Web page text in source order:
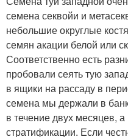
семена секвойи и
небольшие округлые
семян акации белой или
Соответственно есть
пробовали сеять тую
в ящики на рассаду в
семена мы держали в
в течение двух месяцев,
стратификации. Если